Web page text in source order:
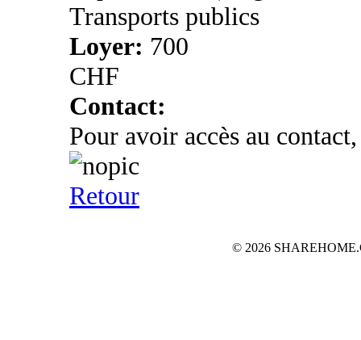
Transports publics
Loyer: 700
CHF
Contact:
Pour avoir accès au
Retour
© 2026